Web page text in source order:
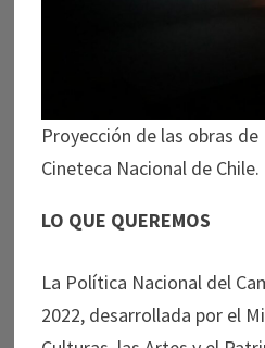
Proyección de las obras de
Cineteca Nacional de Chile.
LO QUE QUEREMOS
La Política Nacional del
2022, desarrollada por el